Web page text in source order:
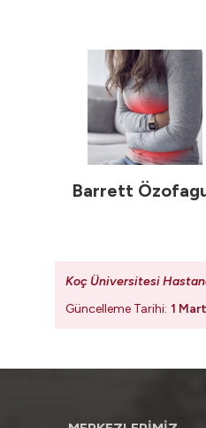
Barrett
Koç Üniversitesi
Güncelleme Tarihi: 1